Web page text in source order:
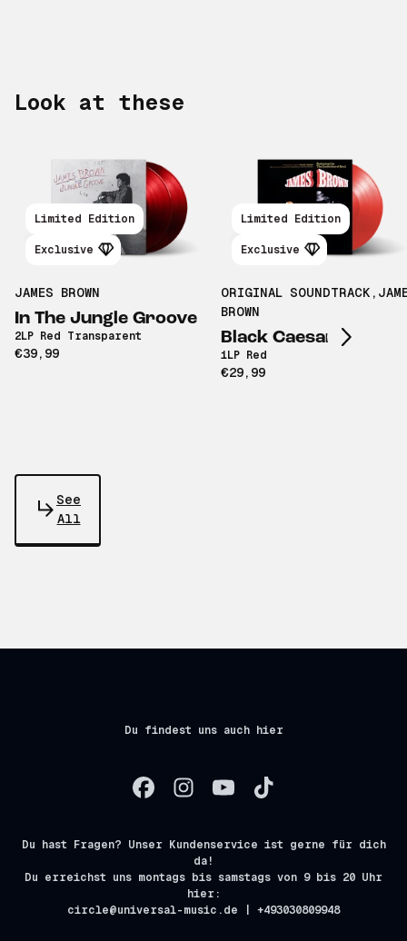
Look at these
Limited Edition
Exclusive
JAMES BROWN
In The Jungle Groove
2LP Red Transparent
€39,99
Limited Edition
Exclusive
ORIGINAL SOUNDTRACK ,
BROWN
Black Caesar
1LP Red
€29,99
Scroll right
See
All
Du findest uns auch hier
Du hast Fragen? Unser Kundenservice ist gerne für dich
da!
Du erreichst uns montags bis samstags von 9 bis 20 Uhr
hier:
circle@universal-music.de | +493030809948